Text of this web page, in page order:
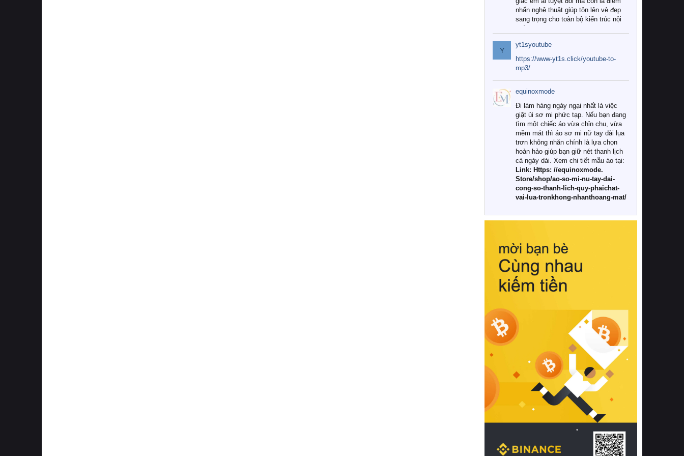
nhấn nghệ thuật giúp tôn lên vẻ đẹp
sang trọng cho toàn bộ kiến trúc nội
Tuy nhiên, giữa thị trường đa dạng
với vô vàn thương hiệu và mẫu mã
như hiện nay, làm thế nào để chọn
được những bộ chăn ga gối đệm cao
cấp thực sự chất lượng, phù hợp với
khí hậu và nhu cầu sử dụng của gia
đình? Hãy cùng chúng tôi đi tìm lời
giải đáp chi tiết qua bài viết dưới đây.
1. Tại sao các gia đình hiện đại lại ưa
chuộng chăn ga gối đệm cao cấp?
Khác với các dòng sản phẩm thông
thường, những bộ chăn ga gối đệm
cao cấp trải qua quy trình sản xuất
nghiêm ngặt từ khâu chọn lọc nguyên
liệu tự nhiên đến công nghệ dệt
nhuộm hiện đại không chứa hóa chất
này, bạn sẽ cảm nhận rõ rệt sự khác
hồi chuẩn xác của phần đệm nâng đỡ
cột sống.
Bên cạnh đó, việc lựa chọn các dòng
sản phẩm đạt chuẩn chất lượng quốc
tế còn giúp ngăn ngừa tình trạng kích
khuẩn và nấm mốc trong điều kiện
thời tiết nóng ẩm. Bạn có thể tìm hiểu
thêm các nghiên cứu khoa học về tác
động của giấc ngủ và môi trường
phòng ngủ đối với sức khỏe con
người tại Sleep Foundation (External
Link) để có cái nhìn toàn diện hơn.
2. Các tiêu chí vàng khi lựa chọn
chăn ga gối đệm cao cấp cho phòng
ngủ
Để sở hữu một bộ chăn ga gối đệm
cao cấp hoàn hảo cả về thẩm mỹ lẫn
công năng, người tiêu dùng cần cân
nhắc kỹ lưỡng các tiêu chí quan trọng
Y
yt1syoutube
https://www-yt1s.click/youtube-to-
mp3/
equinoxmode
Đi làm hàng ngày ngại nhất là việc
giặt ủi sơ mi phức tạp. Nếu bạn đang
tìm một chiếc áo vừa chỉn chu, vừa
mềm mát thì áo sơ mi nữ tay dài lụa
trơn không nhăn chính là lựa chọn
hoàn hảo giúp bạn giữ nét thanh lịch
cả ngày dài. Xem chi tiết mẫu áo tại:
Link: Https: //equinoxmode.
Store/shop/ao-so-mi-nu-tay-dai-
cong-so-thanh-lich-quy-phaichat-
vai-lua-tronkhong-nhanthoang-mat/